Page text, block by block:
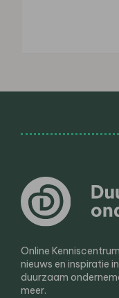
Online
nieuws en inspiratie
duurzaam
meer.